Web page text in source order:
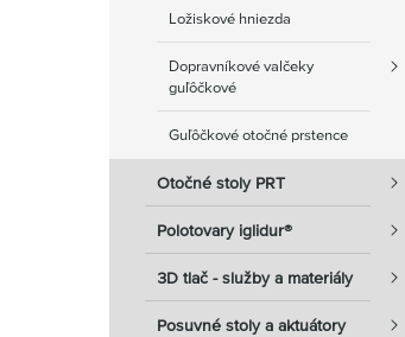
Ložiskové hniezda
Dopravníkové valčeky
guľôčkové
Guľôčkové otočné prstence
Otočné stoly PRT
Polotovary iglidur®
3D tlač - služby a materiály
Posuvné stoly a aktuátory